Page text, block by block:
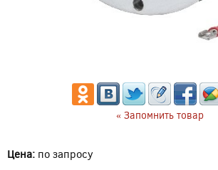
« Запомнить товар
Цена: по запросу